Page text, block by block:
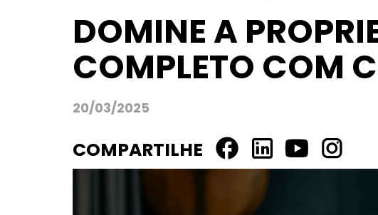
DOMINE A
COMPLETO COM
20/03/2025
COMPARTILHE